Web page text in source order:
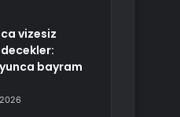
vizesiz
bayram